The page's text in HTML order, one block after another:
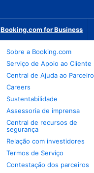
Booking.com for Business
Sobre a Booking.com
Serviço de Apoio ao Cliente
Central de Ajuda ao Parceiro
Careers
Sustentabilidade
Assessoria de imprensa
Central de recursos de
segurança
Relação com investidores
Termos de Serviço
Contestação dos parceiros